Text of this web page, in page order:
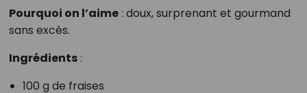
Pourquoi on l’aime: doux, surprenant et gourmand
sans excès.
Ingrédients:
100 g de fraises